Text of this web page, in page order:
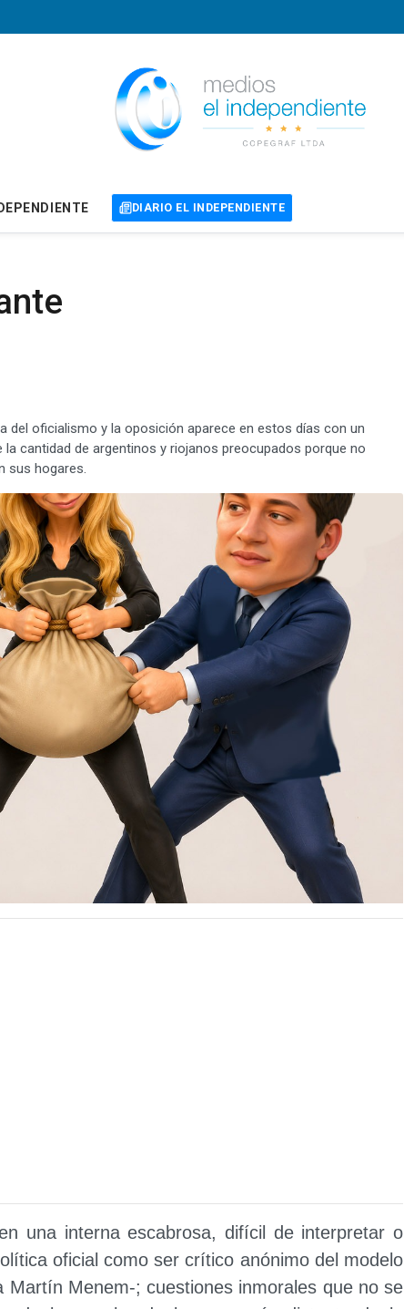
DIARIO EL INDEPENDIENTE
del oficialismo y la oposición aparece en estos días con un
cantidad de argentinos y riojanos preocupados porque no
sus hogares.
una interna escabrosa, difícil de interpretar o
oficial como ser crítico anónimo del modelo
Martín Menem-; cuestiones inmorales que no se